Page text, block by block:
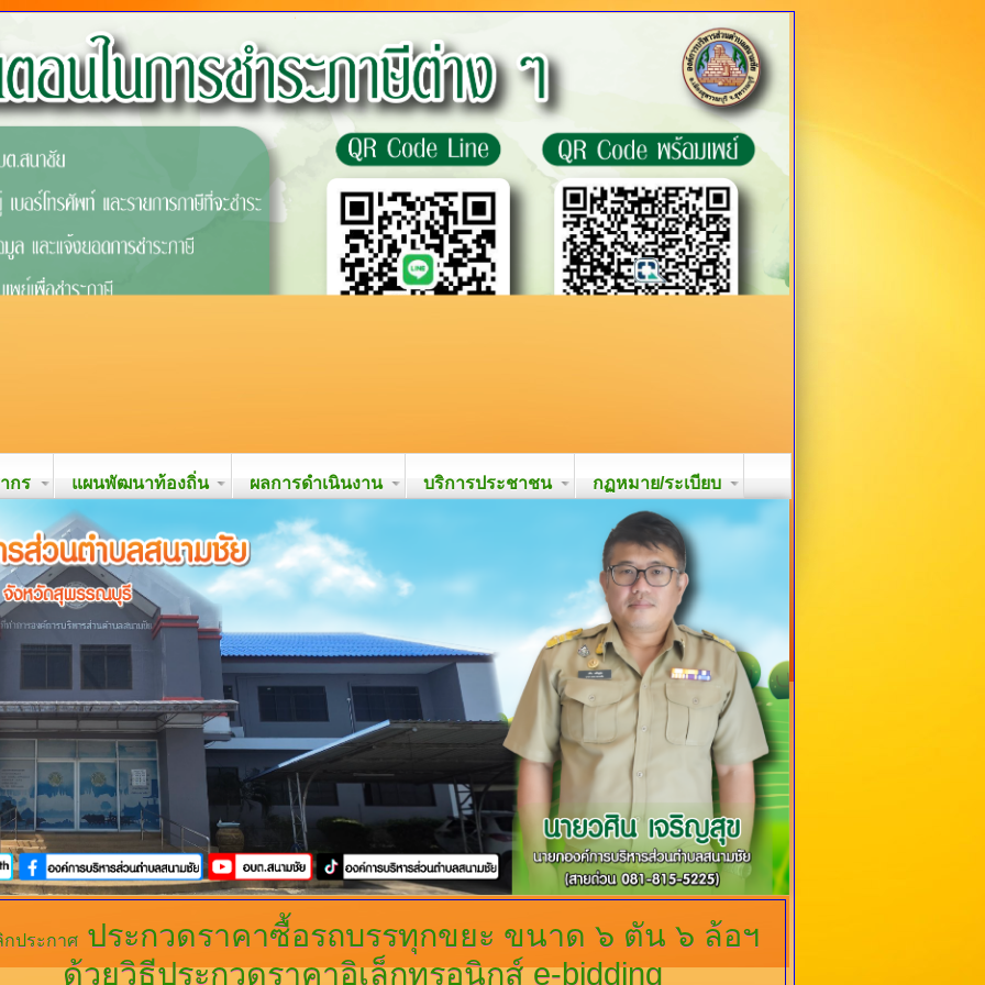
กร แผนพัฒนาท้องถิ่น ผลการดำเนินงาน บริการประชาชน กฏหมาย/ระเบียบ
กประกาศประกวดราคาซื้อรถบรรทุกขยะ ขนาด ๖ ตัน ๖ ล้อฯ
ด้วยวิธีประกวดราคาอิเล็กทรอนิกส์ e-bidding